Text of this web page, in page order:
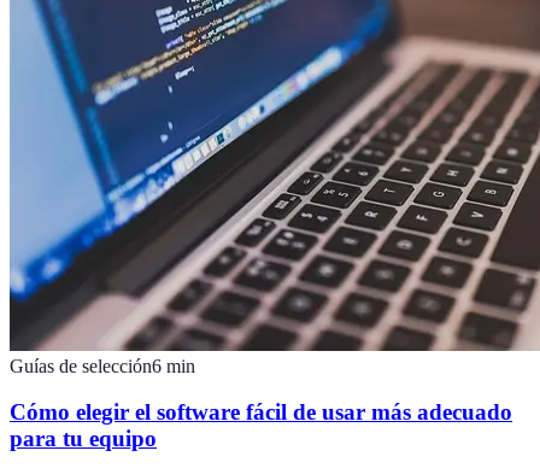
Guías de selección6 min
Cómo elegir el software fácil de usar más adecuado
para tu equipo